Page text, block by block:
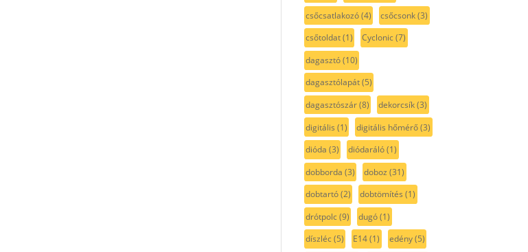
csőcsatlakozó(4) csőcsonk(3)
csőtoldat(1) Cyclonic(7)
dagasztó(10)
dagasztólapát(5)
dagasztószár(8) dekorcsík(3)
digitális (1) digitális hőmérő(3)
dióda (3) diódaráló(1)
dobborda (3) doboz (31)
dobtartó(2) dobtömítés (1)
drótpolc(9) dugó(1)
díszléc(5) E14(1) edény(5)